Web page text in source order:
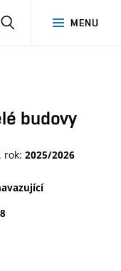
MENU
budovy
rok: 2025/2026